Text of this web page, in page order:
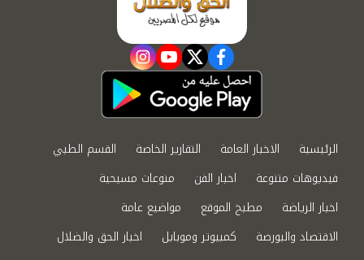
facebook
twitter
youtube
instagram
الرئيسية الاخبار العامة التقارير الخاصة
القسم الطبي
فيديوهات متنوعة
اخبار الفن
منوعات مسيحية
اخبار الرياضة
مطبخ الموقع
مواضيع عامة
الاقتصاد والبورصة
كمبيوتر وموبايل
اخبار الحق والضلال